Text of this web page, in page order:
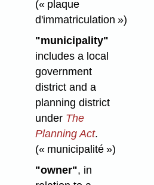
(« plaque
d'immatriculation »)
"municipality"
includes a local
government
district and a
planning district
under The
Planning Act.
(« municipalité »)
"owner", in